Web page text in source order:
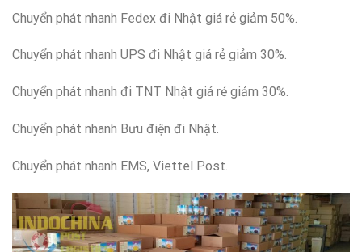
Chuyển phát nhanh Fedex đi Nhật giá rẻ giảm 50%.
Chuyển phát nhanh UPS đi Nhật giá rẻ giảm 30%.
Chuyển phát nhanh đi TNT Nhật giá rẻ giảm 30%.
Chuyển phát nhanh Bưu điện đi Nhật.
Chuyển phát nhanh EMS, Viettel Post.